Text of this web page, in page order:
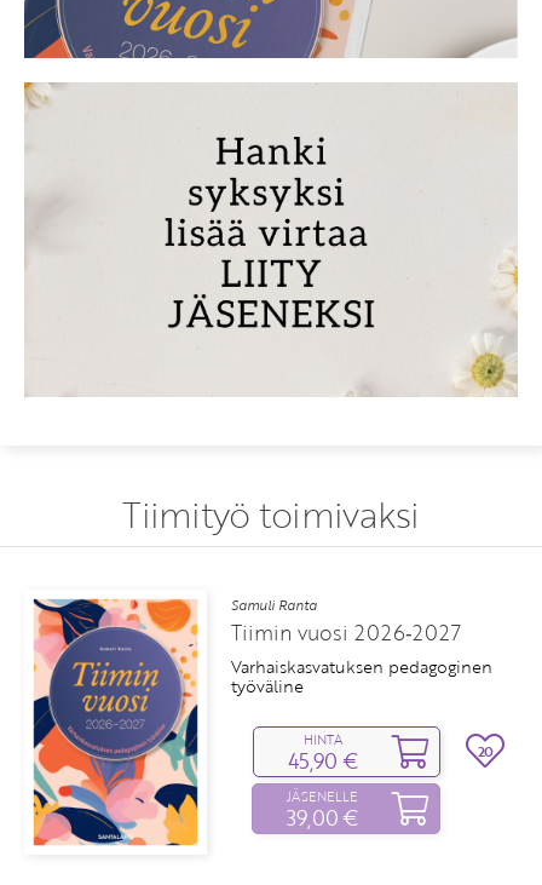
Tiimityö toimivaksi
20
Samuli Ranta
Näin johdat
varhaiskasvatuksen tiimiä
HINTA
45,90 €
JÄSENELLE
39,00 €